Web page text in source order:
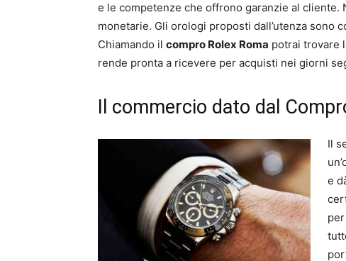
e le competenze che offrono garanzie al
monetarie. Gli orologi proposti dall’utenza
Chiamando il compro Rolex Roma potrai trovare
rende pronta a ricevere per acquisti nei giorni
Il commercio dato dal
Il
e